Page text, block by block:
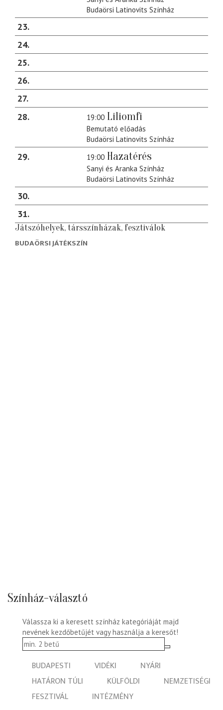
Budaörsi Latinovits Színház
23
24
25
26
27
28
19:00 Liliomfi
Bemutató előadás
Budaörsi Latinovits Színház
29 19:00 Hazatérés
Sanyi és Aranka Színház
Budaörsi Latinovits Színház
30
31
Játszóhelyek, társszínházak, fesztiválok
BUDAÖRSI JÁTÉKSZÍN
Színház-választó
Válassza ki a keresett színház kategóriáját majd
nevének kezdőbetűjét vagy használja a keresőt!
BUDAPESTI VIDÉKI
NYÁRI
HATÁRON TÚLI
KÜLFÖLDI
NEMZETISÉGI
FESZTIVÁL
INTÉZMÉNY